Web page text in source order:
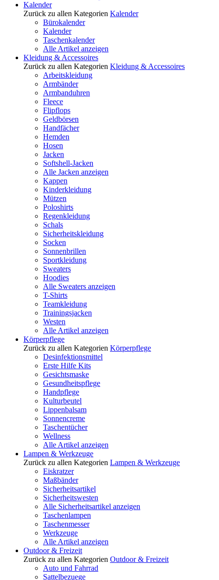
Kalender
Zurück zu allen Kategorien Kalender
Bürokalender
Kalender
Taschenkalender
Alle Artikel anzeigen
Kleidung & Accessoires
Zurück zu allen Kategorien Kleidung & Accessoires
Arbeitskleidung
Armbänder
Armbanduhren
Fleece
Flipflops
Geldbörsen
Handfächer
Hemden
Hosen
Jacken
Softshell-Jacken
Alle Jacken anzeigen
Kappen
Kinderkleidung
Mützen
Poloshirts
Regenkleidung
Schals
Sicherheitskleidung
Socken
Sonnenbrillen
Sportkleidung
Sweaters
Hoodies
Alle Sweaters anzeigen
T-Shirts
Teamkleidung
Trainingsjacken
Westen
Alle Artikel anzeigen
Körperpflege
Zurück zu allen Kategorien Körperpflege
Desinfektionsmittel
Erste Hilfe Kits
Gesichtsmaske
Gesundheitspflege
Handpflege
Kulturbeutel
Lippenbalsam
Sonnencreme
Taschentücher
Wellness
Alle Artikel anzeigen
Lampen & Werkzeuge
Zurück zu allen Kategorien Lampen & Werkzeuge
Eiskratzer
Maßbänder
Sicherheitsartikel
Sicherheitswesten
Alle Sicherheitsartikel anzeigen
Taschenlampen
Taschenmesser
Werkzeuge
Alle Artikel anzeigen
Outdoor & Freizeit
Zurück zu allen Kategorien Outdoor & Freizeit
Auto und Fahrrad
Sattelbezuege